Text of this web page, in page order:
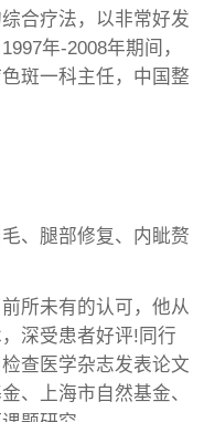
合疗法，以非常好发
年-2008年期间，
斑一科主任，中国整
、腿部修复、内眦赘
所未有的认可，他从
深受患者好评!同行
查医学杂志发表论文
、上海市自然基金、